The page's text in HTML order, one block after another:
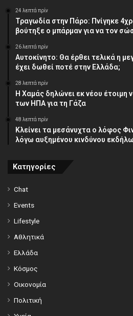
24 λεπτά πρίν
Τραγωδία στην Πάρο: Πνίγηκε
βούτηξε ο μπάρμαν για να τον
26 λεπτά πρίν
Αυτοκίνητο: Θα έρθει τελικά η
έχει δωθεί ποτέ στην Ελλάδα;
28 λεπτά πρίν
Η Χαμάς δηλώνει εκ νέου έτοιμη
των ΗΠΑ για τη Γάζα
48 λεπτά πρίν
Κλείνει τα μεσάνυχτα ο λόφος
λόγω αυξημένου κινδύνου
Κατηγορίες
Chat
Events
Lifestyle
Αθλητικά
Ελλάδα
Κόσμος
Οικονομία
Πολιτική